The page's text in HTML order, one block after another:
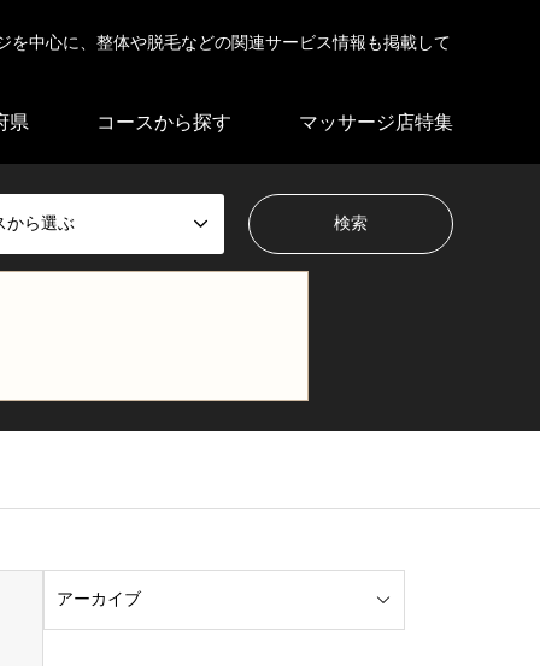
中心に、整体や脱毛などの関連サービス情報も掲載して
県 コースから探す マッサージ店特集
から選ぶ